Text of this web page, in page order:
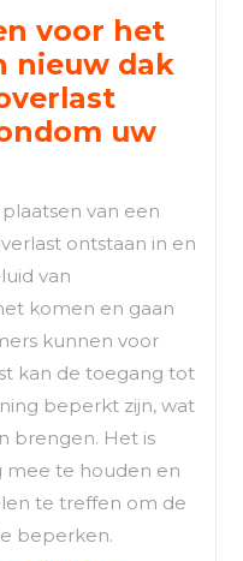
voor het
nieuw dak
uw
van een
ontstaan in en
van
komen en gaan
kunnen voor
kan de toegang tot
beperkt zijn, wat
brengen. Het is
mee te houden en
te treffen om de
beperken.